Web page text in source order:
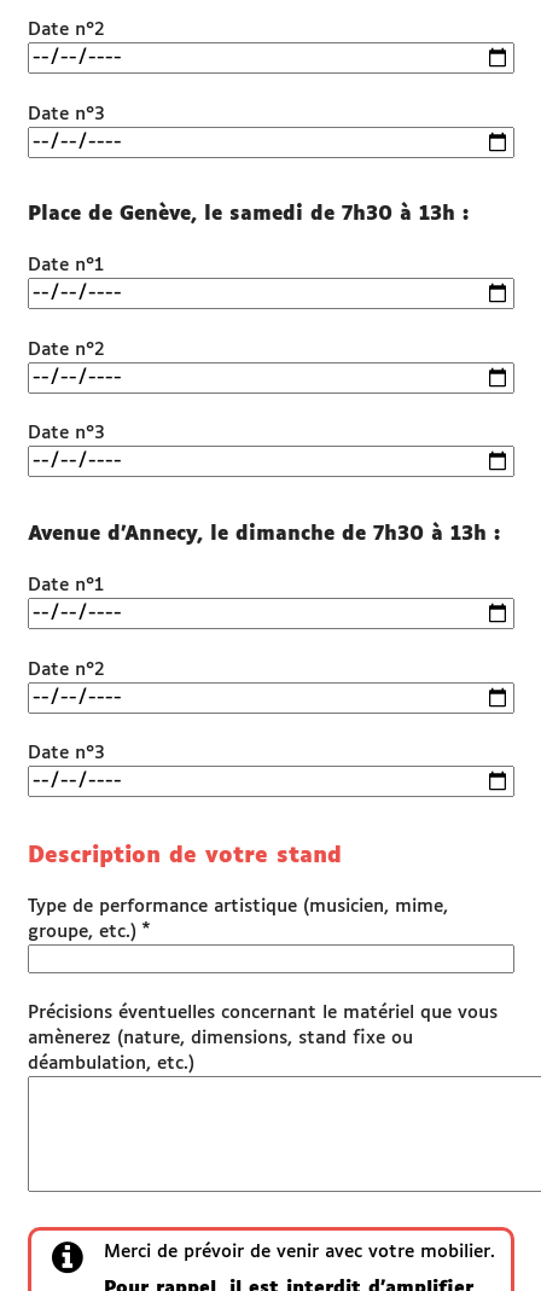
Date n°2
Date n°3
Place de Genève, le samedi de 7h30 à 13h :
Date n°1
Date n°2
Date n°3
Avenue d'Annecy, le dimanche de 7h30 à 13h :
Date n°1
Date n°2
Date n°3
Description de votre stand
Type de performance artistique (musicien, mime,
groupe, etc.) *
Précisions éventuelles concernant le matériel que vous
amènerez (nature, dimensions, stand fixe ou
déambulation, etc.)
Merci de prévoir de venir avec votre mobilier.